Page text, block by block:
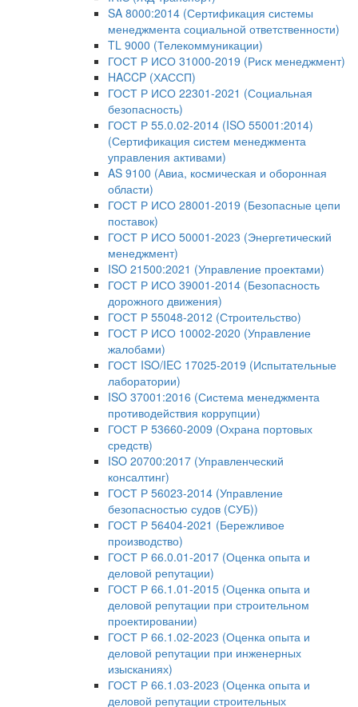
SA 8000:2014 (Сертификация системы
менеджмента социальной ответственности)
TL 9000 (Телекоммуникации)
ГОСТ Р ИСО 31000-2019 (Риск менеджмент)
HACCP (ХАССП)
ГОСТ Р ИСО 22301-2021 (Социальная
безопасность)
ГОСТ Р 55.0.02-2014 (ISO 55001:2014)
(Сертификация систем менеджмента
управления активами)
AS 9100 (Авиа, космическая и оборонная
области)
ГОСТ Р ИСО 28001-2019 (Безопасные цепи
поставок)
ГОСТ Р ИСО 50001-2023 (Энергетический
менеджмент)
ISO 21500:2021 (Управление проектами)
ГОСТ Р ИСО 39001-2014 (Безопасность
дорожного движения)
ГОСТ Р 55048-2012 (Строительство)
ГОСТ Р ИСО 10002-2020 (Управление
жалобами)
ГОСТ ISO/IEC 17025-2019 (Испытательные
лаборатории)
ISO 37001:2016 (Система менеджмента
противодействия коррупции)
ГОСТ Р 53660-2009 (Охрана портовых
средств)
ISO 20700:2017 (Управленческий
консалтинг)
ГОСТ Р 56023-2014 (Управление
безопасностью судов (СУБ))
ГОСТ Р 56404-2021 (Бережливое
производство)
ГОСТ Р 66.0.01-2017 (Оценка опыта и
деловой репутации)
ГОСТ Р 66.1.01-2015 (Оценка опыта и
деловой репутации при строительном
проектировании)
ГОСТ Р 66.1.02-2023 (Оценка опыта и
деловой репутации при инженерных
изысканиях)
ГОСТ Р 66.1.03-2023 (Оценка опыта и
деловой репутации строительных